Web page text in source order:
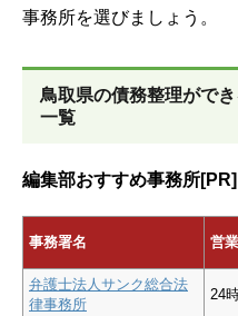
事務所を選びましょう。
鳥取県の債務整理がで
一覧
編集部おすすめ事務所[PR]
事務署名 営
弁護士法人サンク総合法
律事務所
24